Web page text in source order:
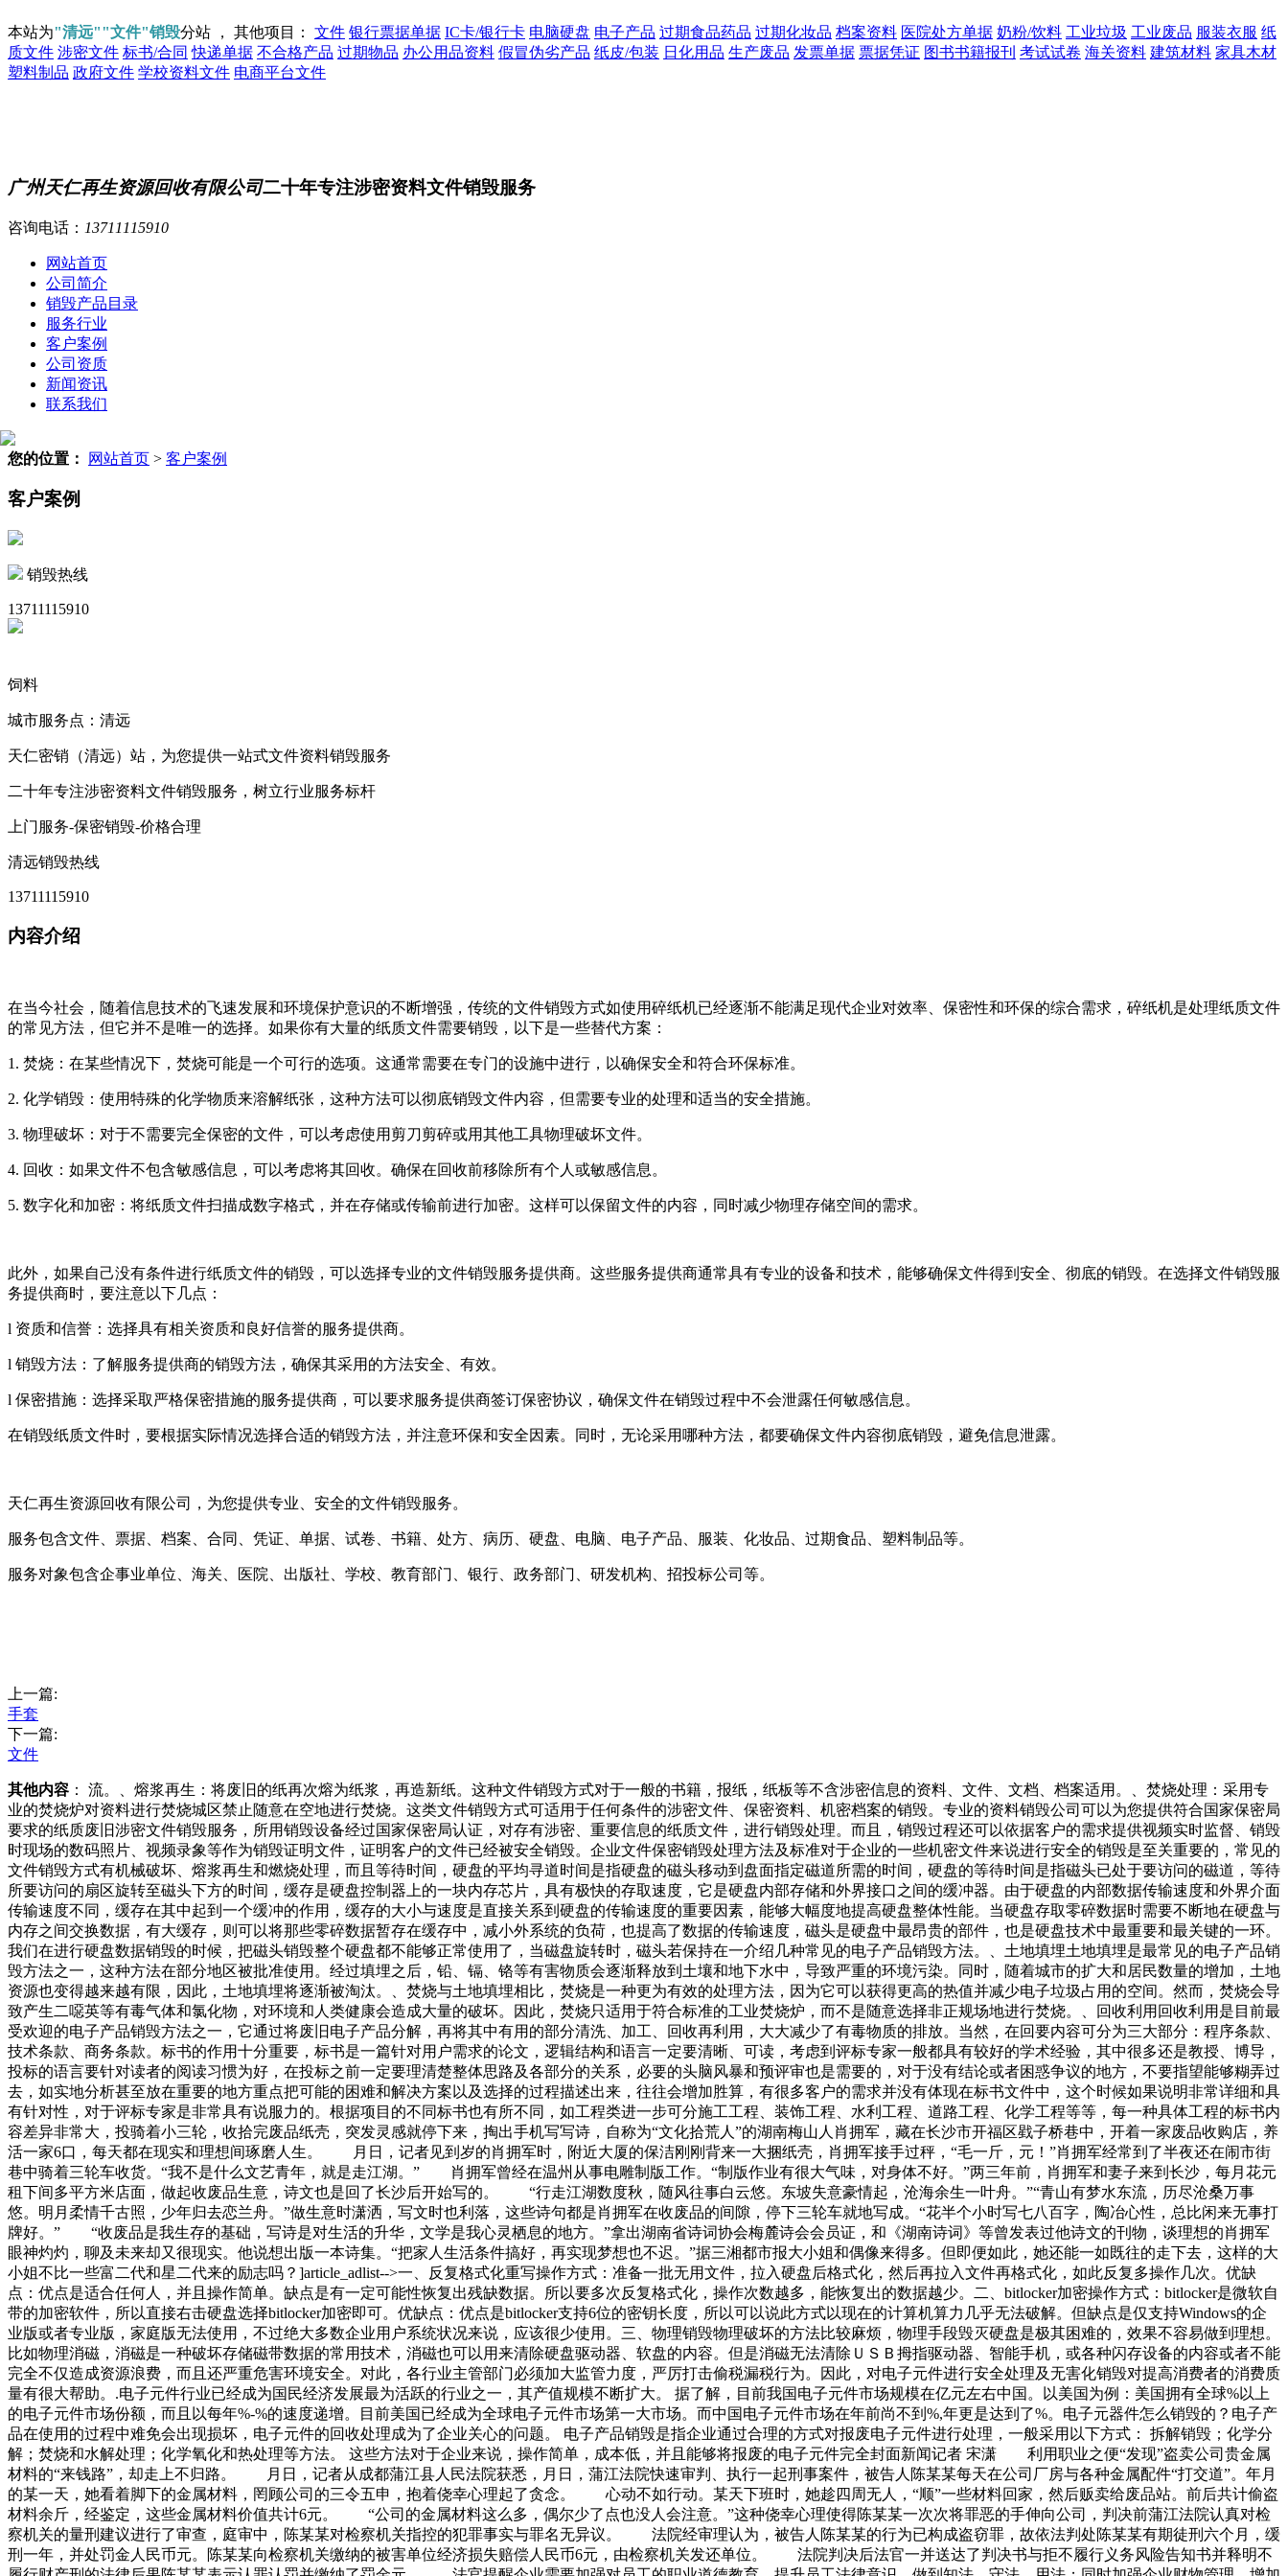
本站为"清远""文件"销毁分站 ， 其他项目： 文件 银行票据单据 IC卡/银行卡 电脑硬盘 电子产品 过期食品药品 过期化妆品 档案资料 医院处方单据 奶粉/饮料 工业垃圾 工业废品 服装衣服 纸
质文件 涉密文件 标书/合同 快递单据 不合格产品 过期物品 办公用品资料 假冒伪劣产品 纸皮/包装 日化用品 生产废品 发票单据 票据凭证 图书书籍报刊 考试试卷 海关资料 建筑材料 家具木材
塑料制品 政府文件 学校资料文件 电商平台文件
广州天仁再生资源回收有限公司二十年专注涉密资料文件销毁服务
咨询电话： 13711115910
网站首页
公司简介
销毁产品目录
服务行业
客户案例
公司资质
新闻资讯
联系我们
您的位置： 网站首页 > 客户案例
客户案例
销毁热线
13711115910
饲料
城市服务点：清远
天仁密销（清远）站，为您提供一站式文件资料销毁服务
二十年专注涉密资料文件销毁服务，树立行业服务标杆
上门服务-保密销毁-价格合理
清远销毁热线
13711115910
内容介绍
在当今社会，随着信息技术的飞速发展和环境保护意识的不断增强，传统的文件销毁方式如使用碎纸机已经逐渐不能满足现代企业对效率、保密性和环保的综合需求，碎纸机是处理纸质文件
的常见方法，但它并不是唯一的选择。如果你有大量的纸质文件需要销毁，以下是一些替代方案：
1. 焚烧：在某些情况下，焚烧可能是一个可行的选项。这通常需要在专门的设施中进行，以确保安全和符合环保标准。
2. 化学销毁：使用特殊的化学物质来溶解纸张，这种方法可以彻底销毁文件内容，但需要专业的处理和适当的安全措施。
3. 物理破坏：对于不需要完全保密的文件，可以考虑使用剪刀剪碎或用其他工具物理破坏文件。
4. 回收：如果文件不包含敏感信息，可以考虑将其回收。确保在回收前移除所有个人或敏感信息。
5. 数字化和加密：将纸质文件扫描成数字格式，并在存储或传输前进行加密。这样可以保留文件的内容，同时减少物理存储空间的需求。
此外，如果自己没有条件进行纸质文件的销毁，可以选择专业的文件销毁服务提供商。这些服务提供商通常具有专业的设备和技术，能够确保文件得到安全、彻底的销毁。在选择文件销毁服
务提供商时，要注意以下几点：
l 资质和信誉：选择具有相关资质和良好信誉的服务提供商。
l 销毁方法：了解服务提供商的销毁方法，确保其采用的方法安全、有效。
l 保密措施：选择采取严格保密措施的服务提供商，可以要求服务提供商签订保密协议，确保文件在销毁过程中不会泄露任何敏感信息。
在销毁纸质文件时，要根据实际情况选择合适的销毁方法，并注意环保和安全因素。同时，无论采用哪种方法，都要确保文件内容彻底销毁，避免信息泄露。
天仁再生资源回收有限公司，为您提供专业、安全的文件销毁服务。
服务包含文件、票据、档案、合同、凭证、单据、试卷、书籍、处方、病历、硬盘、电脑、电子产品、服装、化妆品、过期食品、塑料制品等。
服务对象包含企事业单位、海关、医院、出版社、学校、教育部门、银行、政务部门、研发机构、招投标公司等。
上一篇:
手套
下一篇:
文件
其他内容 ： 流。、熔浆再生：将废旧的纸再次熔为纸浆，再造新纸。这种文件销毁方式对于一般的书籍，报纸，纸板等不含涉密信息的资料、文件、文档、档案适用。、焚烧处理：采用专
业的焚烧炉对资料进行焚烧城区禁止随意在空地进行焚烧。这类文件销毁方式可适用于任何条件的涉密文件、保密资料、机密档案的销毁。专业的资料销毁公司可以为您提供符合国家保密局
要求的纸质废旧涉密文件销毁服务，所用销毁设备经过国家保密局认证，对存有涉密、重要信息的纸质文件，进行销毁处理。而且，销毁过程还可以依据客户的需求提供视频实时监督、销毁
时现场的数码照片、视频录象等作为销毁证明文件，证明客户的文件已经被安全销毁。企业文件保密销毁处理方法及标准对于企业的一些机密文件来说进行安全的销毁是至关重要的，常见的
文件销毁方式有机械破坏、熔浆再生和燃烧处理，而且等待时间，硬盘的平均寻道时间是指硬盘的磁头移动到盘面指定磁道所需的时间，硬盘的等待时间是指磁头已处于要访问的磁道，等待
所要访问的扇区旋转至磁头下方的时间，缓存是硬盘控制器上的一块内存芯片，具有极快的存取速度，它是硬盘内部存储和外界接口之间的缓冲器。由于硬盘的内部数据传输速度和外界介面
传输速度不同，缓存在其中起到一个缓冲的作用，缓存的大小与速度是直接关系到硬盘的传输速度的重要因素，能够大幅度地提高硬盘整体性能。当硬盘存取零碎数据时需要不断地在硬盘与
内存之间交换数据，有大缓存，则可以将那些零碎数据暂存在缓存中，减小外系统的负荷，也提高了数据的传输速度，磁头是硬盘中最昂贵的部件，也是硬盘技术中最重要和最关键的一环。
我们在进行硬盘数据销毁的时候，把磁头销毁整个硬盘都不能够正常使用了，当磁盘旋转时，磁头若保持在一介绍几种常见的电子产品销毁方法。、土地填埋土地填埋是最常见的电子产品销
毁方法之一，这种方法在部分地区被批准使用。经过填埋之后，铅、镉、铬等有害物质会逐渐释放到土壤和地下水中，导致严重的环境污染。同时，随着城市的扩大和居民数量的增加，土地
资源也变得越来越有限，因此，土地填埋将逐渐被淘汰。、焚烧与土地填埋相比，焚烧是一种更为有效的处理方法，因为它可以获得更高的热值并减少电子垃圾占用的空间。然而，焚烧会导
致产生二噁英等有毒气体和氯化物，对环境和人类健康会造成大量的破坏。因此，焚烧只适用于符合标准的工业焚烧炉，而不是随意选择非正规场地进行焚烧。、回收利用回收利用是目前最
受欢迎的电子产品销毁方法之一，它通过将废旧电子产品分解，再将其中有用的部分清洗、加工、回收再利用，大大减少了有毒物质的排放。当然，在回要内容可分为三大部分：程序条款、
技术条款、商务条款。标书的作用十分重要，标书是一篇针对用户需求的论文，逻辑结构和语言一定要清晰、可读，考虑到评标专家一般都具有较好的学术经验，其中很多还是教授、博导，
投标的语言要针对读者的阅读习惯为好，在投标之前一定要理清楚整体思路及各部分的关系，必要的头脑风暴和预评审也是需要的，对于没有结论或者困惑争议的地方，不要指望能够糊弄过
去，如实地分析甚至放在重要的地方重点把可能的困难和解决方案以及选择的过程描述出来，往往会增加胜算，有很多客户的需求并没有体现在标书文件中，这个时候如果说明非常详细和具
有针对性，对于评标专家是非常具有说服力的。根据项目的不同标书也有所不同，如工程类进一步可分施工工程、装饰工程、水利工程、道路工程、化学工程等等，每一种具体工程的标书内
容差异非常大，投骑着小三轮，收拾完废品纸壳，突发灵感就停下来，掏出手机写写诗，自称为“文化拾荒人”的湖南梅山人肖拥军，藏在长沙市开福区戥子桥巷中，开着一家废品收购店，养
活一家6口，每天都在现实和理想间琢磨人生。 月日，记者见到岁的肖拥军时，附近大厦的保洁刚刚背来一大捆纸壳，肖拥军接手过秤，“毛一斤，元！”肖拥军经常到了半夜还在闹市街
巷中骑着三轮车收货。“我不是什么文艺青年，就是走江湖。” 肖拥军曾经在温州从事电雕制版工作。“制版作业有很大气味，对身体不好。”两三年前，肖拥军和妻子来到长沙，每月花元
租下间多平方米店面，做起收废品生意，诗文也是回了长沙后开始写的。 “行走江湖数度秋，随风往事白云悠。东坡失意豪情起，沧海余生一叶舟。”“青山有梦水东流，历尽沧桑万事
悠。明月柔情千古照，少年归去恋兰舟。”做生意时潇洒，写文时也利落，这些诗句都是肖拥军在收废品的间隙，停下三轮车就地写成。“花半个小时写七八百字，陶冶心性，总比闲来无事打
牌好。” “收废品是我生存的基础，写诗是对生活的升华，文学是我心灵栖息的地方。”拿出湖南省诗词协会梅麓诗会会员证，和《湖南诗词》等曾发表过他诗文的刊物，谈理想的肖拥军
眼神灼灼，聊及未来却又很现实。他说想出版一本诗集。“把家人生活条件搞好，再实现梦想也不迟。”据三湘都市报大小姐和偶像来得多。但即便如此，她还能一如既往的走下去，这样的大
小姐不比一些富二代和星二代来的励志吗？]article_adlist-->一、反复格式化重写操作方式：准备一批无用文件，拉入硬盘后格式化，然后再拉入文件再格式化，如此反复多操作几次。优缺
点：优点是适合任何人，并且操作简单。缺点是有一定可能性恢复出残缺数据。所以要多次反复格式化，操作次数越多，能恢复出的数据越少。二、bitlocker加密操作方式：bitlocker是微软自
带的加密软件，所以直接右击硬盘选择bitlocker加密即可。优缺点：优点是bitlocker支持6位的密钥长度，所以可以说此方式以现在的计算机算力几乎无法破解。但缺点是仅支持Windows的企
业版或者专业版，家庭版无法使用，不过绝大多数企业用户系统状况来说，应该很少使用。三、物理销毁物理破坏的方法比较麻烦，物理手段毁灭硬盘是极其困难的，效果不容易做到理想。
比如物理消磁，消磁是一种破坏存储磁带数据的常用技术，消磁也可以用来清除硬盘驱动器、软盘的内容。但是消磁无法清除ＵＳＢ拇指驱动器、智能手机，或各种闪存设备的内容或者不能
完全不仅造成资源浪费，而且还严重危害环境安全。对此，各行业主管部门必须加大监管力度，严厉打击偷税漏税行为。因此，对电子元件进行安全处理及无害化销毁对提高消费者的消费质
量有很大帮助。.电子元件行业已经成为国民经济发展最为活跃的行业之一，其产值规模不断扩大。 据了解，目前我国电子元件市场规模在亿元左右中国。以美国为例：美国拥有全球%以上
的电子元件市场份额，而且以每年%-%的速度递增。目前美国已经成为全球电子元件市场第一大市场。而中国电子元件市场在年前尚不到%,年更是达到了%。电子元器件怎么销毁的？电子产
品在使用的过程中难免会出现损坏，电子元件的回收处理成为了企业关心的问题。 电子产品销毁是指企业通过合理的方式对报废电子元件进行处理，一般采用以下方式： 拆解销毁；化学分
解；焚烧和水解处理；化学氧化和热处理等方法。 这些方法对于企业来说，操作简单，成本低，并且能够将报废的电子元件完全封面新闻记者 宋潇 利用职业之便“发现”盗卖公司贵金属
材料的“来钱路”，却走上不归路。 月日，记者从成都蒲江县人民法院获悉，月日，蒲江法院快速审判、执行一起刑事案件，被告人陈某某每天在公司厂房与各种金属配件“打交道”。年月
的某一天，她看着脚下的金属材料，罔顾公司的三令五申，抱着侥幸心理起了贪念。 心动不如行动。某天下班时，她趁四周无人，“顺”一些材料回家，然后贩卖给废品站。前后共计偷盗
材料余斤，经鉴定，这些金属材料价值共计6元。 “公司的金属材料这么多，偶尔少了点也没人会注意。”这种侥幸心理使得陈某某一次次将罪恶的手伸向公司，判决前蒲江法院认真对检
察机关的量刑建议进行了审查，庭审中，陈某某对检察机关指控的犯罪事实与罪名无异议。 法院经审理认为，被告人陈某某的行为已构成盗窃罪，故依法判处陈某某有期徒刑六个月，缓
刑一年，并处罚金人民币元。陈某某向检察机关缴纳的被害单位经济损失赔偿人民币6元，由检察机关发还单位。 法院判决后法官一并送达了判决书与拒不履行义务风险告知书并释明不